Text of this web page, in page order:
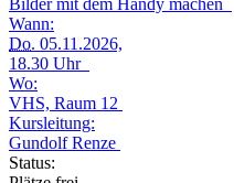
Wann:
Do. 05.11.2026,
18.30 Uhr
Wo:
VHS, Raum 12
Kursleitung:
Gundolf Renze
Status: